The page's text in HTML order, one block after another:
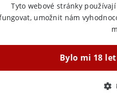
Tyto webové stránky
umožnit nám
Bylo mi 18